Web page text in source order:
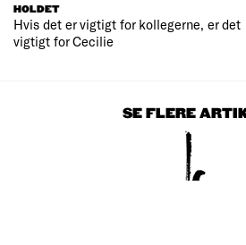
HOLDET
Hvis det er vigtigt for kollegerne, er det
vigtigt for Cecilie
SE FLERE